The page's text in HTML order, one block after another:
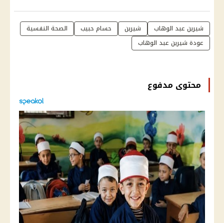
شيرين عبد الوهاب شيرين حسام حبيب
الصحة النفسية
عودة شيرين عبد الوهاب
محتوى مدفوع